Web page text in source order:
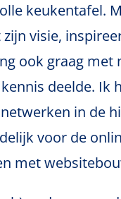
keukentafel.
visie,
ook graag
deelde. Ik
in de
voor de
met